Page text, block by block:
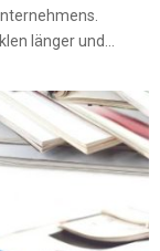
länger und...